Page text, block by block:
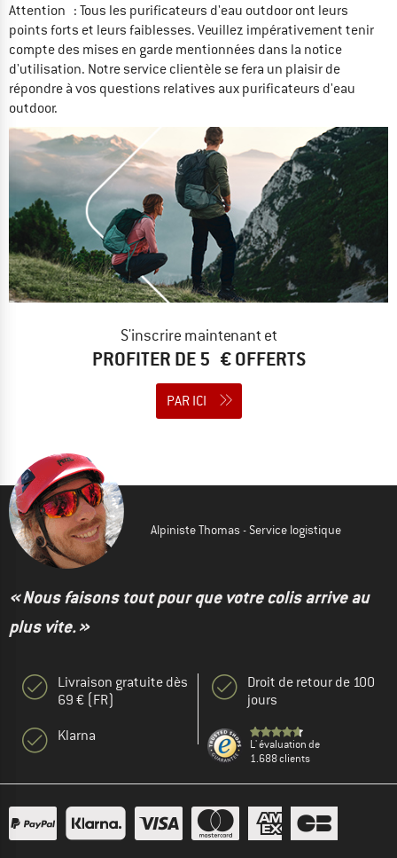
Attention : Tous les purificateurs d'eau outdoor ont leurs
points forts et leurs faiblesses. Veuillez impérativement tenir
compte des mises en garde mentionnées dans la notice
d'utilisation. Notre service clientèle se fera un plaisir de
répondre à vos questions relatives aux purificateurs d'eau
outdoor.
S'inscrire maintenant et
PROFITER DE 5 € OFFERTS
PAR ICI
Alpiniste Thomas - Service logistique
« Nous faisons tout pour que votre colis arrive au
plus vite. »
Livraison gratuite dès
69 € (FR)
Klarna
Droit de retour de 100
jours
L' évaluation de
1.688 clients